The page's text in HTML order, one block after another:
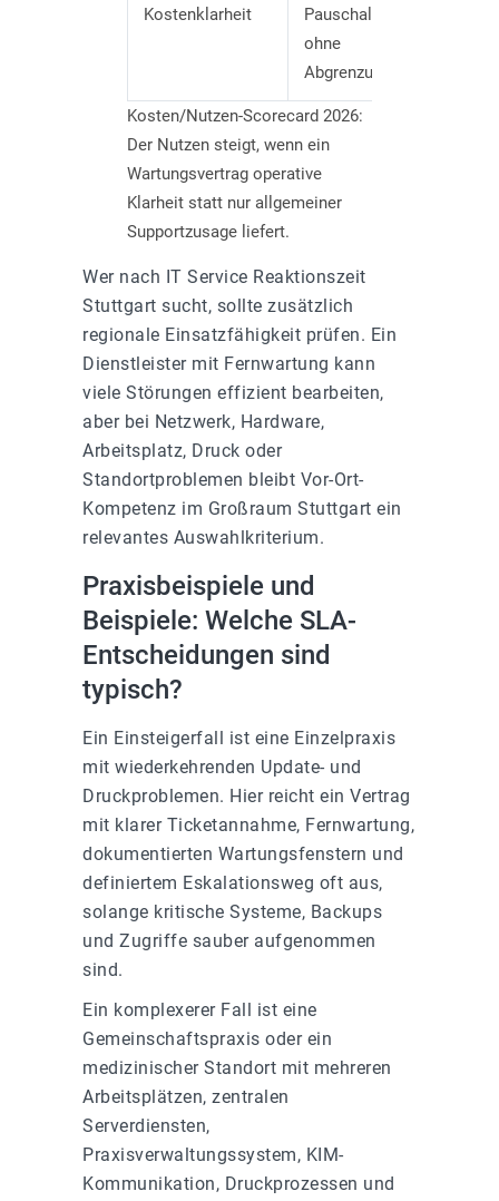
Kostenklarheit
Pauschale
ohne
Abgrenzung
Kosten/Nutzen-Scorecard 2026:
Der Nutzen steigt, wenn ein
Wartungsvertrag operative
Klarheit statt nur allgemeiner
Supportzusage liefert.
Wer nach IT Service Reaktionszeit
Stuttgart sucht, sollte zusätzlich
regionale Einsatzfähigkeit prüfen. Ein
Dienstleister mit Fernwartung kann
viele Störungen effizient bearbeiten,
aber bei Netzwerk, Hardware,
Arbeitsplatz, Druck oder
Standortproblemen bleibt Vor-Ort-
Kompetenz im Großraum Stuttgart ein
relevantes Auswahlkriterium.
Praxisbeispiele und
Beispiele: Welche SLA-
Entscheidungen sind
typisch?
Ein Einsteigerfall ist eine Einzelpraxis
mit wiederkehrenden Update- und
Druckproblemen. Hier reicht ein Vertrag
mit klarer Ticketannahme, Fernwartung,
dokumentierten Wartungsfenstern und
definiertem Eskalationsweg oft aus,
solange kritische Systeme, Backups
und Zugriffe sauber aufgenommen
sind.
Ein komplexerer Fall ist eine
Gemeinschaftspraxis oder ein
medizinischer Standort mit mehreren
Arbeitsplätzen, zentralen
Serverdiensten,
Praxisverwaltungssystem, KIM-
Kommunikation, Druckprozessen und